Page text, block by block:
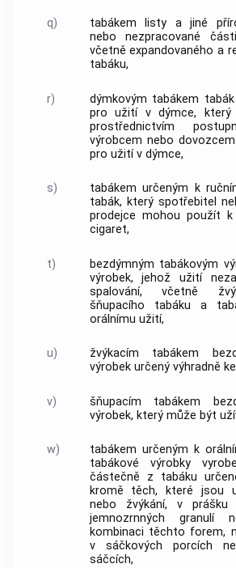
q) tabákem listy a jiné
nebo nezpracované
včetně expandovaného a
tabáku,
r) dýmkovým tabákem tabák
pro užití v dýmce,
prostřednictvím
výrobcem nebo
pro užití v dýmce,
s)
tabákem určeným k
tabák, který spotřebitel
prodejce mohou použít
cigaret,
t) bezdýmným tabákovým
výrobek, jehož užití
spalování, včetně
šňupacího tabáku a
orálnímu užití,
u) žvýkacím tabákem
výrobekurčený výhradně
v) šňupacím tabákem
výrobek, který může být
w) tabákem určeným k
tabákové výrobky
částečně z tabáku
kromě těch, které jsou
nebo žvýkání, v
jemnozrnných granulí
kombinaci těchto forem,
v sáčkových porcích
sáčcích,